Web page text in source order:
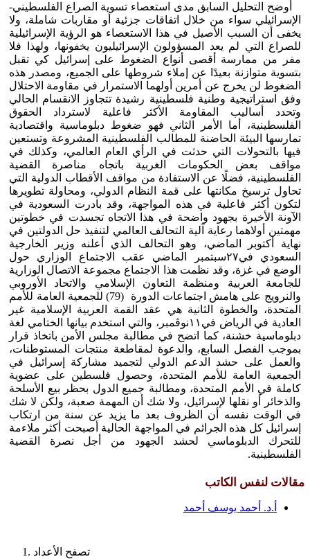
أوضح التحليل السابق مدى استعصاء تسوية الصراع الفلسطيني-
الإسرائيلي سواء من خلال اتفاقات جزئية أو مقاربات شاملة، ولا
يخفى أن السبب الأصيل في هذا الاستعصاء هو الرؤية الإسرائيلية
للصراع التي لم يعد المسؤولون الإسرائيليون يخفونها، ولهذا فلا
مفر من ممارسة أقصى أنواع الضغوط على إسرائيل كي تقبل
بتسوية متوازنة بعيدًا عن إملاء شروطها على الجميع، ومصدر هذه
الضغوط لن يخرج عن أمرين أولهما الاستمرار في مقاومة الاحتلال
وفق استراتيجية وطنية فلسطينية رشيدة تتجاوز الانقسام الحالي
وتحدد أساليب المقاومة الأكثر فاعلية لاسترداد الحقوق
الفلسطينية، أما الأمر الثاني فهو ضغوط دبلوماسية واقتصادية
تمارسها البيئة الحاضنة للمطالب الفلسطينية المشروعة وتستعين
فيها بالتحولات التي حدثت في الرأي العام العالمي، وكذلك في
مواقف بعض الحكومات الغربية باتجاه مناصرة القضية
الفلسطينية، فضلًا عن الاستفادة من مواقف الأقطاب الدولية التي
تحاول ترسيخ مكانتها على قمة النظام الدولي، ومحاولة تطويرها
لتكون أكثر فاعلية في هذه المواجهة، وقد بادرت السعودية في
الآونة الأخيرة بجهود واضحة في هذا الاتجاه تجسدت في خطوتين
مهمتين أولاهما رعاية آلية التحالف العالمي لتنفيذ حل الدولتين في
نهاية أكتوبر الماضي، وهو التحالف الذي أعلنه وزير الخارجية
السعودي في٢٧سبتمبر الماضي عقب الاجتماع الوزاري حول
الوضع في غزة، وقد نظمت هذا الاجتماع مجموعة الاتصال الوزارية
للجامعة العربية ومنظمة التعاون الإسلامي والاتحاد الأوروبي
والنرويج على هامش اجتماعات الدورة (79) للجمعية العامة للأمم
المتحدة، والخطوة الثانية هي عقد القمة العربية الإسلامية غير
العادية في الرياض في١١نوڤمبر، والتي استخدم بيانها الختامي لغة
دبلوماسية خشنة، كما اتضح في مطالبة مجلس الأمن باتخاذ قرار
بموجب الفصل السابع، والدعوة لمقاطعة منتجات المستوطنات،
والعمل على حشد الدعم الدولي لتجميد مشاركة إسرائيل في
الجمعية العامة للأمم المتحدة، وحصول فلسطين على عضوية
كاملة في الأمم المتحدة، ومطالبة جميع الدول بحظر بيع الأسلحة
والذخائر أو نقلها لإسرائيل، ولا شك أن المهمة صعبة، ولكن لا شك
في الوقت نفسه أن الظروف بعد ما يزيد عن سنة من ارتكاب
إسرائيل كل هذه الجرائم في المواجهة الحالية أصبحت أكثر ملاءمة
للتحرك الدبلوماسي لحشد الجهود من أجل نصرة القضية
الفلسطينية.
مقالات لنفس الكاتب
أ.د. أحمد يوسف أحمد
تصفح الأعداد